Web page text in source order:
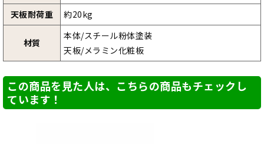
天板耐荷重
約20kg
材質
本体/スチール粉体塗装
天板/メラミン化粧板
この商品を見た人は、こちらの商品もチェックし
ています！